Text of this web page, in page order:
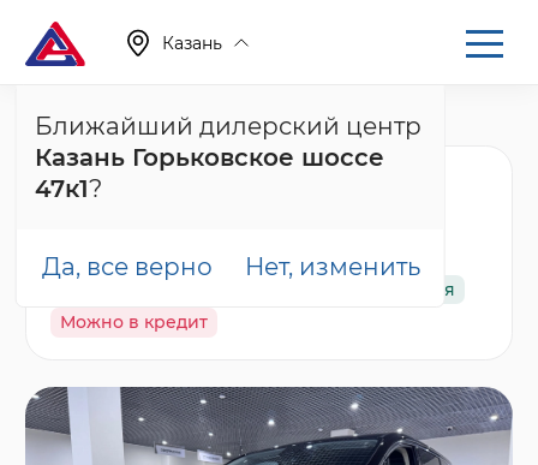
Казань
Ближайший дилерский центр
Казань Горьковское шоссе
47к1?
Да, все верно Нет, изменить
Главная Каталог Новые автомобили HQ9
Hongqi HQ9 Бизнес
Гарантия
Можно в кредит